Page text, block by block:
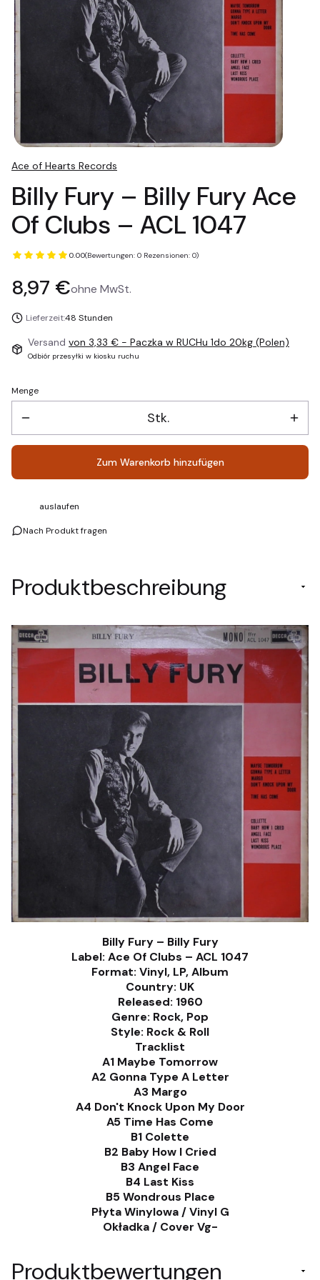
Ace of Hearts Records
Billy Fury – Billy Fury Ace
Of Clubs – ACL 1047
0.00(Bewertungen: 0 Rezensionen: 0)
Preis
8,97 €ohne MwSt.
Lieferzeit:48 Stunden
Versand von 3,33 € - Paczka w RUCHu 1do 20kg (Polen)
Odbiór przesyłki w kiosku ruchu
Menge
Stk.
Zum Warenkorb hinzufügen
auslaufen
Nach Produkt fragen
Produktbeschreibung
Billy Fury – Billy Fury
Label: Ace Of Clubs – ACL 1047
Format: Vinyl, LP, Album
Country: UK
Released: 1960
Genre: Rock, Pop
Style: Rock & Roll
Tracklist
A1 Maybe Tomorrow
A2 Gonna Type A Letter
A3 Margo
A4 Don't Knock Upon My Door
A5 Time Has Come
B1 Colette
B2 Baby How I Cried
B3 Angel Face
B4 Last Kiss
B5 Wondrous Place
Płyta Winylowa / Vinyl G
Okładka / Cover Vg-
Produktbewertungen